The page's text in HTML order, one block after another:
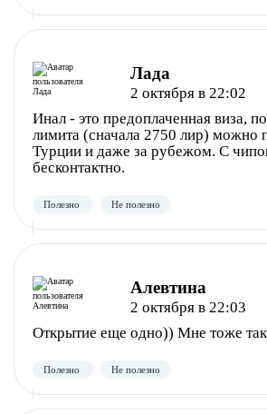
Полезно
Лада
2 октября в 22:02
Инал - это предоплаченная виза,
лимита (сначала 2750 лир) можно
Турции и даже за рубежом. С
бесконтактно.
Алевтина
2 октября в 22:03
Открытие еще одно)) Мне тоже